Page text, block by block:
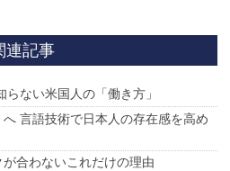
連記事
ない米国人の「働き方」
へ 言語技術で日本人の存在感を高め
合わないこれだけの理由